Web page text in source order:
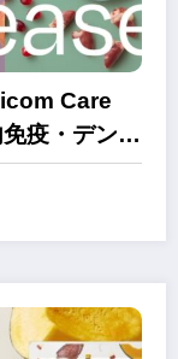
Care
疫・デンタ